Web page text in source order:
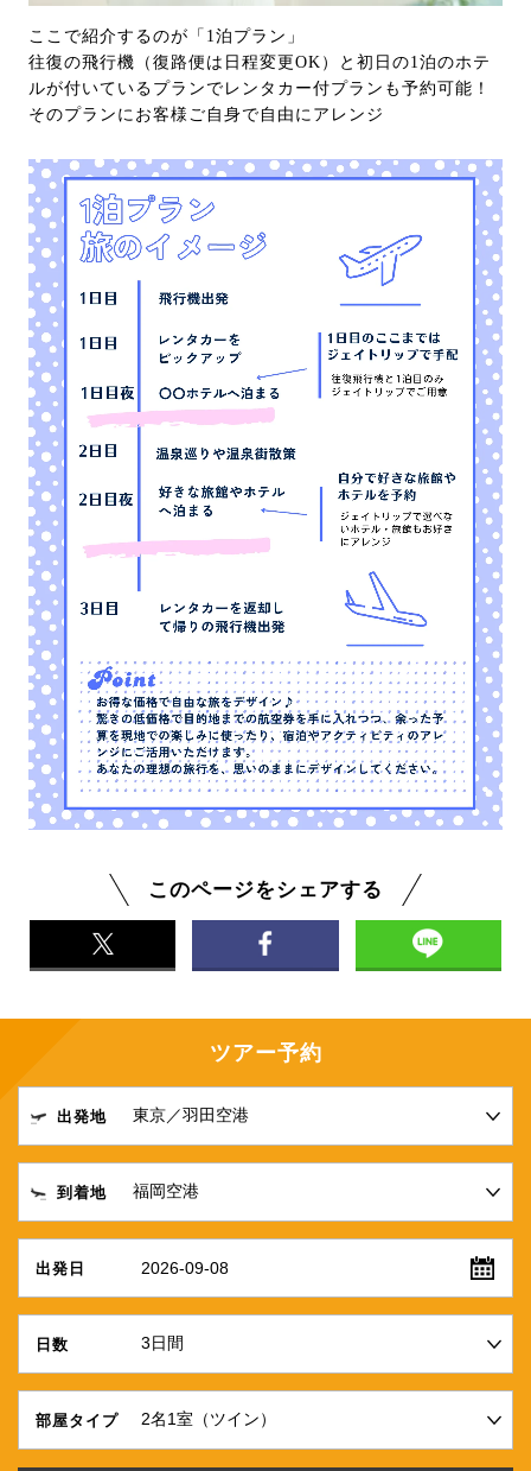
ここで紹介するのが「1泊プラン」
往復の飛行機（復路便は日程変更OK）と初日の1泊のホテ
ルが付いているプランでレンタカー付プランも予約可能！
そのプランにお客様ご自身で自由にアレンジ
このページをシェアする
ツアー予約
出発地
到着地
出発日 2026-09-08
日数
部屋タイプ